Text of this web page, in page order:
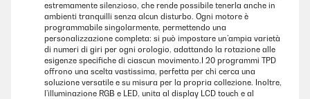
estremamente silenzioso, che rende possibile tenerla anche in
ambienti tranquilli senza alcun disturbo. Ogni motore è
programmabile singolarmente, permettendo una
personalizzazione completa: si può impostare un’ampia varietà
di numeri di giri per ogni orologio, adattando la rotazione alle
esigenze specifiche di ciascun movimento.I 20 programmi TPD
offrono una scelta vastissima, perfetta per chi cerca una
soluzione versatile e su misura per la propria collezione. Inoltre,
l’illuminazione RGB e LED, unita al display LCD touch e al